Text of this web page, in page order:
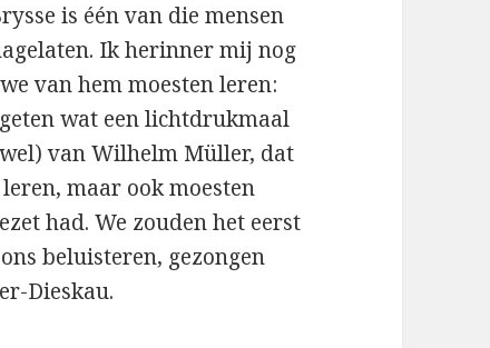
is één van die mensen
Ik herinner mij nog
van hem moesten leren:
wat een lichtdrukmaal
van Wilhelm Müller, dat
maar ook moesten
had. We zouden het eerst
beluisteren, gezongen
Dieskau.